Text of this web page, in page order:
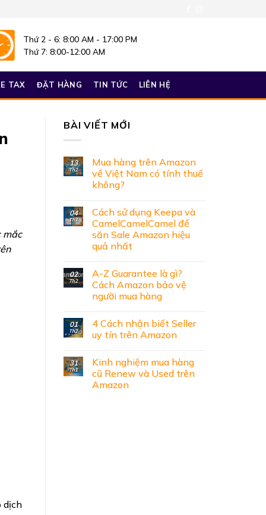
Thứ 2 - 6: 8:00 AM - 17:00 PM
Thứ 7: 8:00-12:00 AM
TAX ĐẶT HÀNG TIN TỨC LIÊN HỆ
mắc
dịch
BÀI VIẾT MỚI
13
Th2
Mua hàng trên Amazon
về Việt Nam có tính thuế
không?
04
Th2
Cách sử dụng Keepa và
CamelCamelCamel để
săn Sale Amazon hiệu
quả nhất
02
Th2
A-Z Guarantee là gì?
Cách Amazon bảo vệ
người mua hàng
01
Th2
4 Cách nhận biết Seller
uy tín trên Amazon
31
Th1
Kinh nghiệm mua hàng
cũ Renew và Used trên
Amazon